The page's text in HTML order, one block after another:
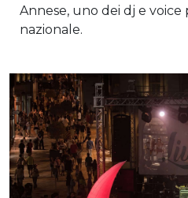
Annese, uno dei dj e voice
nazionale.